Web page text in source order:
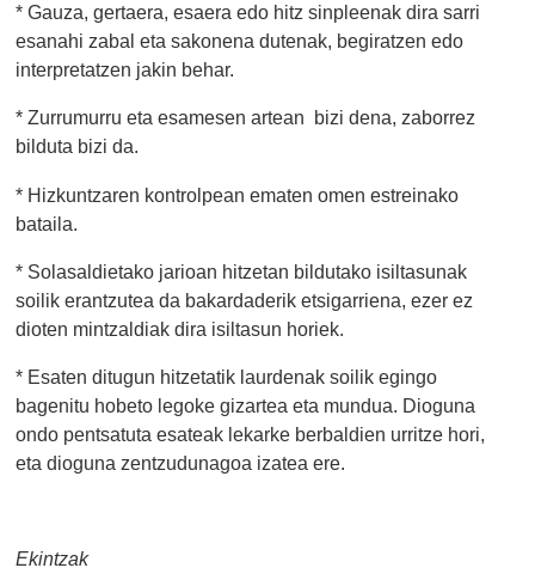
* Gauza, gertaera, esaera edo hitz sinpleenak dira sarri
esanahi zabal eta sakonena dutenak, begiratzen edo
interpretatzen jakin behar.
* Zurrumurru eta esamesen artean bizi dena, zaborrez
bilduta bizi da.
* Hizkuntzaren kontrolpean ematen omen estreinako
bataila.
* Solasaldietako jarioan hitzetan bildutako isiltasunak
soilik erantzutea da bakardaderik etsigarriena, ezer ez
dioten mintzaldiak dira isiltasun horiek.
* Esaten ditugun hitzetatik laurdenak soilik egingo
bagenitu hobeto legoke gizartea eta mundua. Dioguna
ondo pentsatuta esateak lekarke berbaldien urritze hori,
eta dioguna zentzudunagoa izatea ere.
Ekintzak